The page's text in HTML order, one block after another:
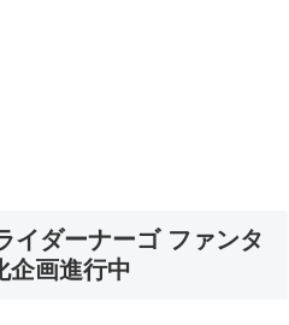
イダーナーゴ ファンタ
企画進行中